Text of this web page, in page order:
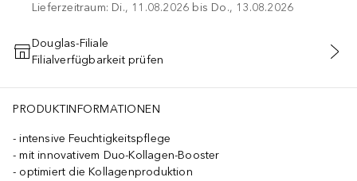
Lieferzeitraum: Di., 11.08.2026 bis Do., 13.08.2026
IN DEN WARENKORB
Douglas-Filiale
Filialverfügbarkeit prüfen
PRODUKTINFORMATIONEN
intensive Feuchtigkeitspflege
mit innovativem Duo-Kollagen-Booster
optimiert die Kollagenproduktion